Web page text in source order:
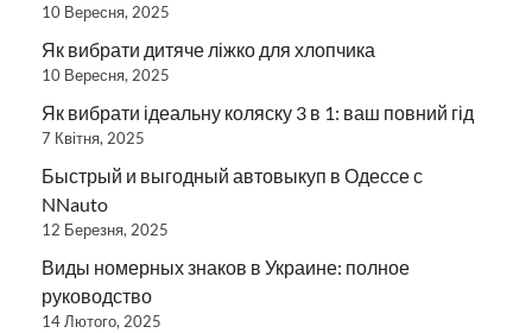
10 Вересня, 2025
Як вибрати дитяче ліжко для хлопчика
10 Вересня, 2025
Як вибрати ідеальну коляску 3 в 1: ваш повний гід
7 Квітня, 2025
Быстрый и выгодный автовыкуп в Одессе с
NNauto
12 Березня, 2025
Виды номерных знаков в Украине: полное
руководство
14 Лютого, 2025